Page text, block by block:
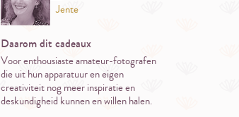
Jente
Daarom dit cadeaux
Voor enthousiaste amateur-fotografen
die uit hun apparatuur en eigen
creativiteit nog meer inspiratie en
deskundigheid kunnen en willen halen.